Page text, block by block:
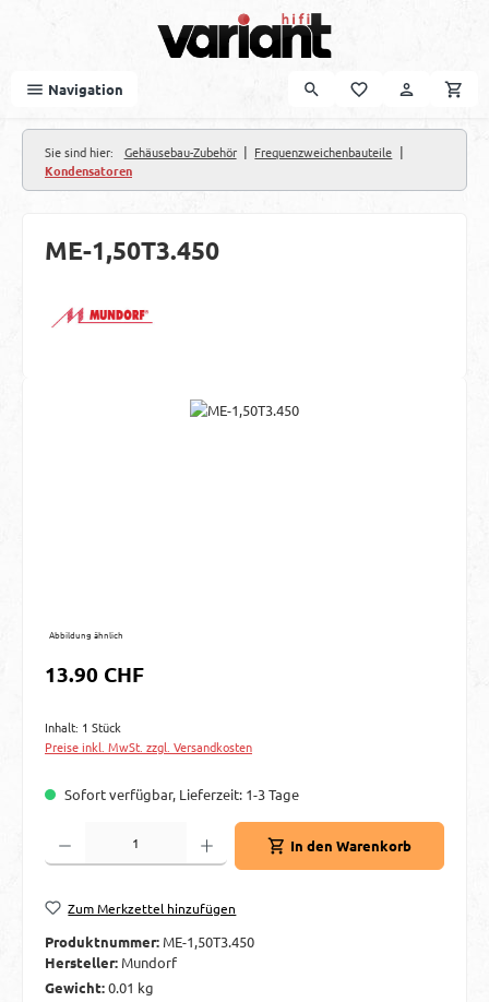
Navigation
Sie sind hier: Gehäusebau-Zubehör | Frequenzweichenbauteile |
Kondensatoren
ME-1,50T3.450
Bildergalerie überspringen
Abbildung ähnlich
Regulärer Preis:
13.90 CHF
Inhalt: 1 Stück
Preise inkl. MwSt. zzgl. Versandkosten
Sofort verfügbar, Lieferzeit: 1-3 Tage
Produkt Anzahl: Gib den gewünschten Wert ein oder benutze die Schaltflächen
In den Warenkorb
Zum Merkzettel hinzufügen
Produktnummer: ME-1,50T3.450
Hersteller: Mundorf
Gewicht:0.01 kg